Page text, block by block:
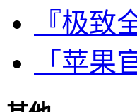
『极致
「苹果